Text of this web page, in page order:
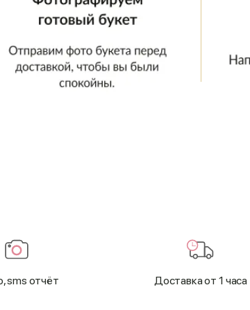
sms отчёт Доставка от 1 часа